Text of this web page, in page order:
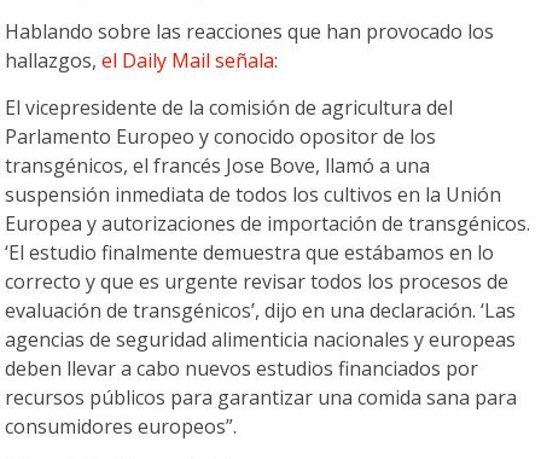
Hablando sobre las reacciones que han provocado los
hallazgos,el Daily Mail señala:
El vicepresidente de la comisión de agricultura del
Parlamento Europeo y conocido opositor de los
transgénicos, el francés Jose Bove, llamó a una
suspensión inmediata de todos los cultivos en la Unión
Europea y autorizaciones de importación de transgénicos.
‘El estudio finalmente demuestra que estábamos en lo
correcto y que es urgente revisar todos los procesos de
evaluación de transgénicos’, dijo en una declaración. ‘Las
agencias de seguridad alimenticia nacionales y europeas
deben llevar a cabo nuevos estudios financiados por
recursos públicos para garantizar una comida sana para
consumidores europeos”.